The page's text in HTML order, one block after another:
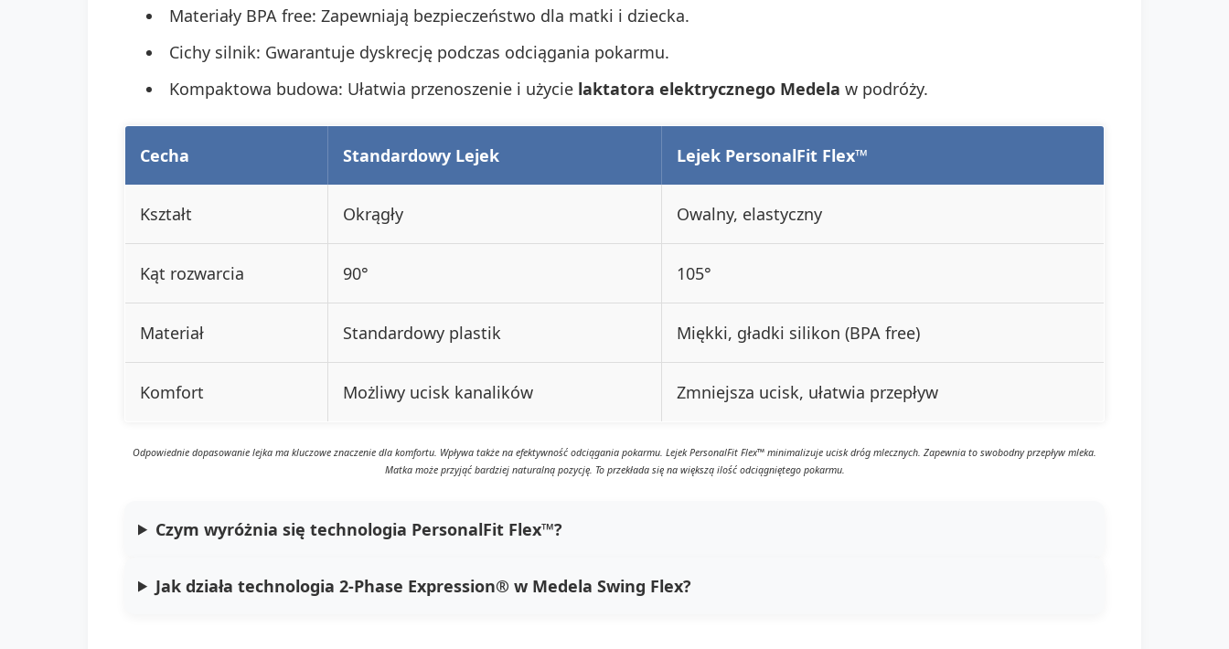
Materiały BPA free: Zapewniają bezpieczeństwo dla matki i dziecka.
Cichy silnik: Gwarantuje dyskrecję podczas odciągania pokarmu.
Kompaktowa budowa: Ułatwia przenoszenie i użycie laktatora elektrycznego Medela w podróży.
Cecha Standardowy Lejek Lejek PersonalFit Flex™
Kształt Okrągły Owalny, elastyczny
Kąt rozwarcia 90° 105°
Materiał Standardowy plastik Miękki, gładki silikon (BPA free)
Komfort Możliwy ucisk kanalików Zmniejsza ucisk, ułatwia przepływ
Odpowiednie dopasowanie lejka ma kluczowe znaczenie dla komfortu. Wpływa także na efektywność odciągania pokarmu. Lejek PersonalFit Flex™ minimalizuje ucisk dróg mlecznych. Zapewnia to swobodny przepływ mleka.
Matka może przyjąć bardziej naturalną pozycję. To przekłada się na większą ilość odciągniętego pokarmu.
Czym wyróżnia się technologia PersonalFit Flex™?
Jak działa technologia 2-Phase Expression® w Medela Swing Flex?